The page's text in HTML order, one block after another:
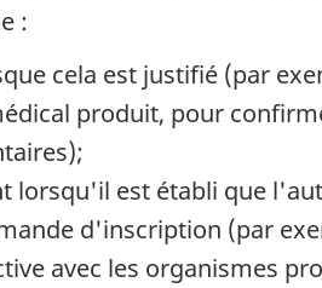
:
cela est justifié (par
produit, pour
est établi que
d'inscription (par
avec les organismes